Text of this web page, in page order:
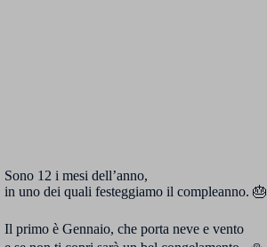
Sono 12 i mesi dell’anno,
in uno dei quali festeggiamo il compleanno. 🎂
Il primo è Gennaio, che porta neve e vento